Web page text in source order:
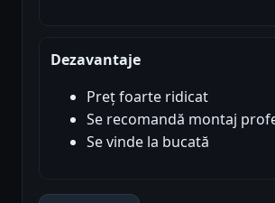
Dezavantaje
Preț foarte ridicat
Se recomandă montaj
Se vinde la bucată